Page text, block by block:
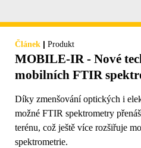
Článek | Produkt
MOBILE-IR - Nové
mobilních FTIR
Díky zmenšování optických i
možné FTIR spektrometry
terénu, což ještě více rozšiřuje
spektrometrie.